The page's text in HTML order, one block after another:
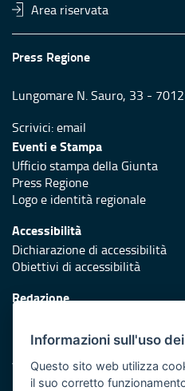
Area riservata
Press Regione
Lungomare N. Sauro, 33 -
Scrivici:email
Eventi e Stampa
Ufficio stampa della Giunta
Press Regione
Logo e identità regionale
Accessibilità
Dichiarazione di accessibilità
Obiettivi di accessibilità
Redazione
Protezione civile
Vai al sito di Protezione Civile
Informazioni sull'uso
Questo sito web utilizza
il suo corretto